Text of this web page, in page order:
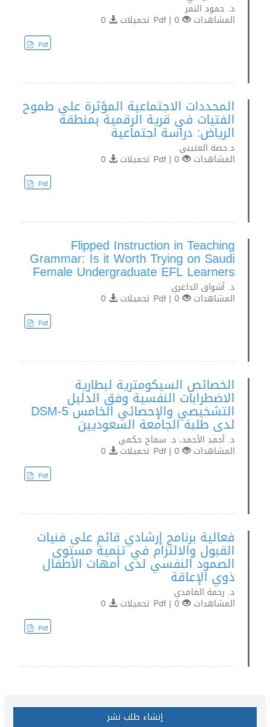
د. حمود النمر
المشاهدات 0 | Pdf تحميلات
Pdf
المحددات الاجتماعية المؤثرة على طموح
الفتيات في قرية الرقمية بمنطقة
الرياض: دراسة اجتماعية
د.حصة العتيبي
المشاهدات 0 | Pdf تحميلات
Pdf
Flipped Instruction in Teaching
Grammar: Is it Worth Trying on Saudi
Female Undergraduate EFL Learners
د. أشواق الداغري
المشاهدات 0 | Pdf تحميلات
Pdf
الخصائص السيكومترية لبطارية
الاضطرابات النفسية وفق الدليل
التشخيصي والإحصائي الخامس DSM-5
لدى طلبة الجامعة السعوديين
د. أحمد الأحمد، د. سماح حكمي
المشاهدات 0 | Pdf تحميلات
Pdf
فعالية برنامج إرشادي قائم على فنيات
القبول والالتزام في تنمية مستوى
الصمود النفسي لدى أمهات الأطفال
ذوي الإعاقة
د. رحمة الغامدي
المشاهدات 0 | Pdf تحميلات
Pdf
إنشاء طلب نشر